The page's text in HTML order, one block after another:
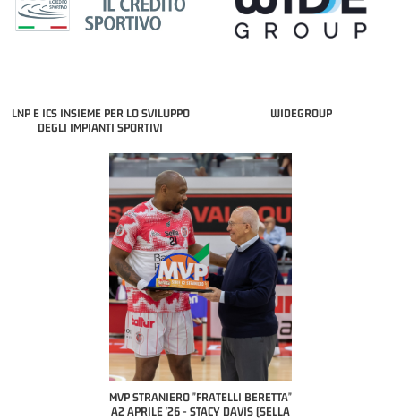
LNP E ICS INSIEME PER LO SVILUPPO
DEGLI IMPIANTI SPORTIVI
WIDEGROUP
MVP STRANIERO "FRATELLI BERETTA"
A2 APRILE '26 - STACY DAVIS (SELLA
MVP "FRATELLI BERETTA"
DILAS B NAZIONALE APRILE